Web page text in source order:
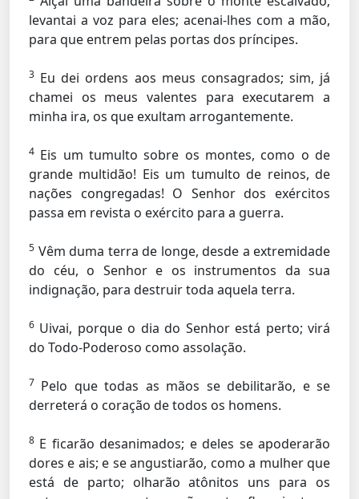
levantai a voz para eles; acenai-lhes com a mão,
para que entrem pelas portas dos príncipes.
3 Eu dei ordens aos meus consagrados; sim, já
chamei os meus valentes para executarem a
minha ira, os que exultam arrogantemente.
4 Eis um tumulto sobre os montes, como o de
grande multidão! Eis um tumulto de reinos, de
nações congregadas! O Senhor dos exércitos
passa em revista o exército para a guerra.
5 Vêm duma terra de longe, desde a extremidade
do céu, o Senhor e os instrumentos da sua
indignação, para destruir toda aquela terra.
6 Uivai, porque o dia do Senhor está perto; virá
do Todo-Poderoso como assolação.
7 Pelo que todas as mãos se debilitarão, e se
derreterá o coração de todos os homens.
8 E ficarão desanimados; e deles se apoderarão
dores e ais; e se angustiarão, como a mulher que
está de parto; olharão atônitos uns para os